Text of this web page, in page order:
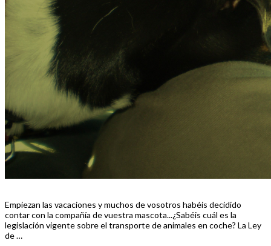
Empiezan las vacaciones y muchos de vosotros habéis decidido
contar con la compañía de vuestra mascota...¿Sabéis cuál es la
legislación vigente sobre el transporte de animales en coche? La Ley
de …